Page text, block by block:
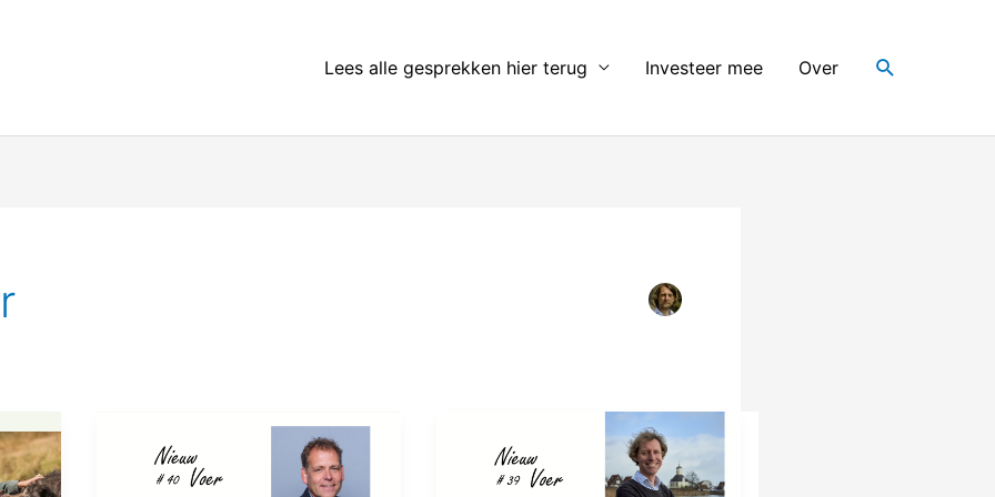
Lees alle gesprekken hier terug Investeer mee Over Search
Leendertse